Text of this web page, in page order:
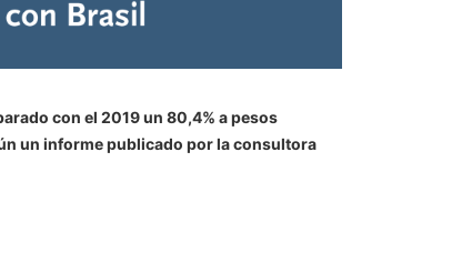
con el 2019 un 80,4% a pesos
un informe publicado por la consultora